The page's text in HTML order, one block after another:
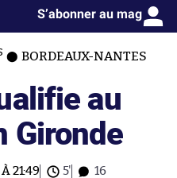
S’abonner au mag
BORDEAUX-NANTES
au
Gironde
21:49 5' 16